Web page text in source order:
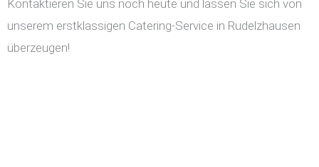
Kontaktieren Sie uns noch heute und lassen Sie sich von
unserem erstklassigen Catering-Service in Rudelzhausen
überzeugen!